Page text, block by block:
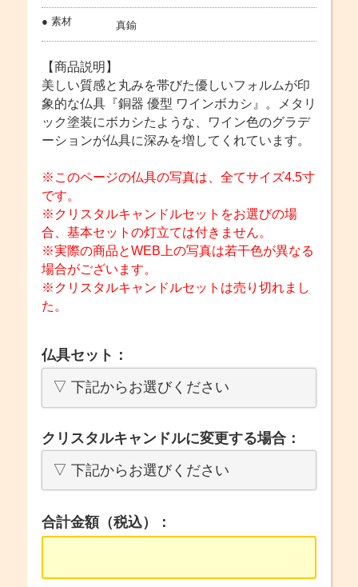
● 素材 真鍮
【商品説明】
美しい質感と丸みを帯びた優しいフォルムが印
象的な仏具『銅器 優型 ワインボカシ』。メタリ
ック塗装にボカシたような、ワイン色のグラデ
ーションが仏具に深みを増してくれています。
※このページの仏具の写真は、全てサイズ4.5寸
です。
※クリスタルキャンドルセットをお選びの場
合、基本セットの灯立ては付きません。
※実際の商品とWEB上の写真は若干色が異なる
場合がございます。
※クリスタルキャンドルセットは売り切れまし
た。
仏具セット：
クリスタルキャンドルに変更する場合：
合計金額（税込）：